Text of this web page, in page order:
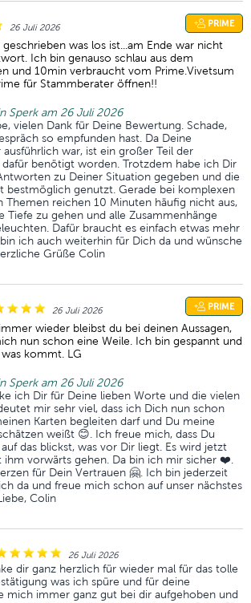
26 Juli 2026 PRIME
was los ist...am Ende war nicht
Ich bin genauso schlau aus dem
und 10min verbraucht vom Prime.Vivetsum
für Stammberater öffnen!!
Sperk am 26 Juli 2026
vielen Dank für Deine Bewertung. Schade,
so empfunden hast. Da Deine
ausführlich war, ist ein großer Teil der
benötigt worden. Trotzdem habe ich Dir
zu Deiner Situation gegeben und die
bestmöglich genutzt. Gerade bei komplexen
Themen reichen 10 Minuten häufig nicht aus,
Tiefe zu gehen und alle Zusammenhänge
Dafür braucht es einfach etwas mehr
ich auch weiterhin für Dich da und wünsche
Grüße Colin
26 Juli 2026 PRIME
wieder bleibst du bei deinen Aussagen,
nun schon eine Weile. Ich bin gespannt und
kommt. LG
Sperk am 26 Juli 2026
ich Dir für Deine lieben Worte und die vielen
mir sehr viel, dass ich Dich nun schon
Karten begleiten darf und Du meine
weißt 😊. Ich freue mich, dass Du
das blickst, was vor Dir liegt. Es wird jetzt
ihm vorwärts gehen. Da bin ich mir sicher ❤️.
für Dein Vertrauen 🤗. Ich bin jederzeit
da und freue mich schon auf unser nächstes
Colin
26 Juli 2026
dir ganz herzlich für wieder mal für das tolle
was ich spüre und für deine
mich immer ganz gut bei dir aufgehoben und